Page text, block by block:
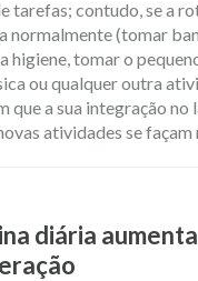
tarefas; contudo, se a
normalmente (tomar
higiene, tomar o
ou qualquer outra
que a sua integração no
atividades se
diária